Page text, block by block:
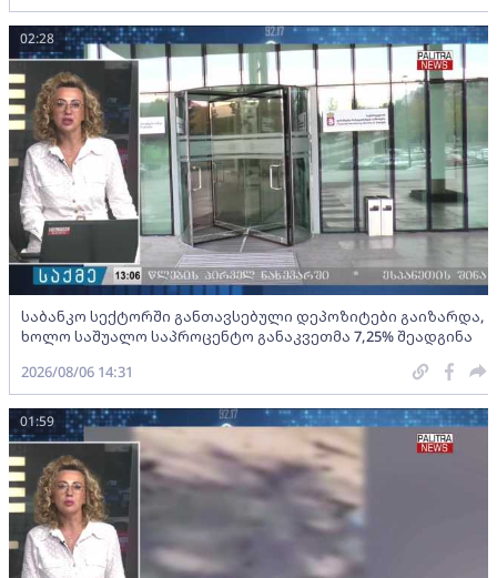
საბანკო სექტორში განთავსებული დეპოზიტები გაიზარდა,
ხოლო საშუალო საპროცენტო განაკვეთმა 7,25% შეადგინა
02:28
2026/08/06 14:31
01:59